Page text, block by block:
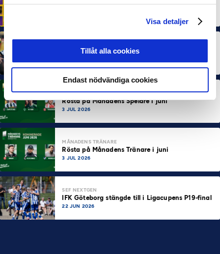
Visa detaljer
Tillåt alla cookies
Endast nödvändiga cookies
Dubbla Landskrona-priser när juni summeras
10 JUL 2026
MÅNADENS SPELARE
Rösta på Månadens Spelare i juni
3 JUL 2026
MÅNADENS TRÄNARE
Rösta på Månadens Tränare i juni
3 JUL 2026
SEF NEXTGEN
IFK Göteborg stängde till i Ligacupens P19-final
22 JUN 2026